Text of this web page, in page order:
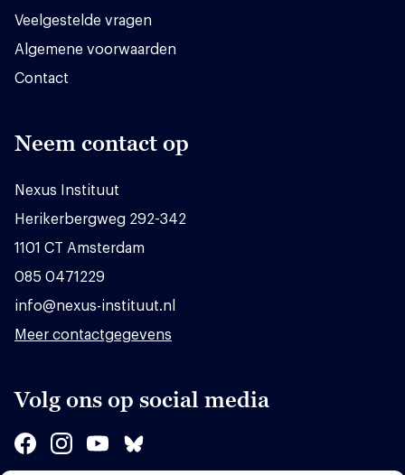
Veelgestelde vragen
Algemene voorwaarden
Contact
Neem contact op
Nexus Instituut
Herikerbergweg 292-342
1101 CT Amsterdam
085 0471229
info@nexus-instituut.nl
Meer contactgegevens
Volg ons op social media